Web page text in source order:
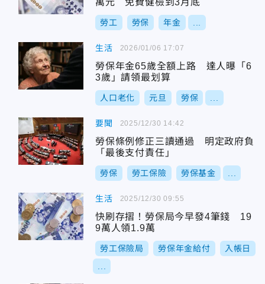
萬元 免費健檢到3月底
勞工 勞保 年金
生活
勞保年金65歲全額上路 達人曝「6
3歲」請領最划算
人口老化 元旦 勞保
2026/01/06 17:07
要聞
勞保條例修正三讀通過 明定政府負
「最後支付責任」
勞保 勞工保險 勞保基金
2025/12/30 14:42
生活
快刷存摺！勞保局今早發4筆錢 19
9萬人領1.9萬
勞工保險局 勞保年金給付 入帳日
2025/12/30 09:55